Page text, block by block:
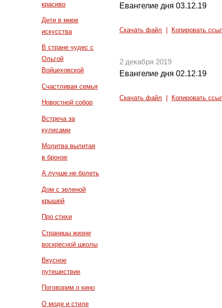
красиво
Дети в мире
искусства
В стране чудес с
Ольгой
Войцеховской
Счастливая семья
Новостной собор
Встреча за
кулисами
Молитва вылитая
в бронзе
А лучше не болеть
Дом с зеленой
крышей
Про стихи
Страницы жизни
воскресной школы
Вкусное
путешествие
Поговорим о кино
О моде и стиле
Евангелие дня 03.12.19
Скачать файл Копировать
2 декабря 2019
Евангелие дня 02.12.19
Скачать файл Копировать